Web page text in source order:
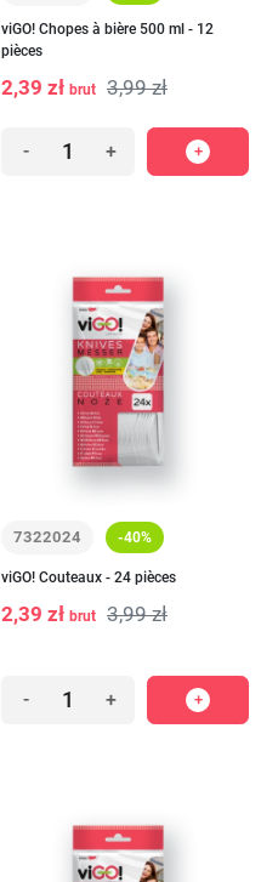
viGO! Chopes à bière 500 ml - 12
pièces
2,39 zł brut 3,99 zł
- +
7322024 -40%
viGO! Couteaux - 24 pièces
2,39 zł brut 3,99 zł
- +